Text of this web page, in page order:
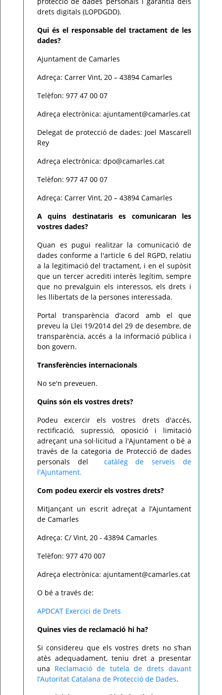
drets digitals (LOPDGDD).
Qui és el responsable del tractament de les
dades?
Ajuntament de Camarles
Adreça: Carrer Vint, 20 – 43894 Camarles
Telèfon: 977 47 00 07
Adreça electrònica: ajuntament@camarles.cat
Delegat de protecció de dades: Joel Mascarell
Rey
Adreça electrònica: dpo@camarles.cat
Telèfon: 977 47 00 07
Adreça: Carrer Vint, 20 – 43894 Camarles
A quins destinataris es comunicaran les
vostres dades?
Quan es pugui realitzar la comunicació de
dades conforme a l'article 6 del RGPD, relatiu
a la legitimació del tractament, i en el supòsit
que un tercer acrediti interès legítim, sempre
que no prevalguin els interessos, els drets i
les llibertats de la persones interessada.
Portal transparència d’acord amb el que
preveu la Llei 19/2014 del 29 de desembre, de
transparència, accés a la informació pública i
bon govern.
Transferències internacionals
No se'n preveuen.
Quins són els vostres drets?
Podeu excercir els vostres drets d'accés,
rectificació, supressió, oposició i limitació
adreçant una sol·licitud a l'Ajuntament o bé a
través de la categoria de Protecció de dades
personals del catàleg de serveis de
l'Ajuntament.
Com podeu exercir els vostres drets?
Mitjançant un escrit adreçat a l’Ajuntament
de Camarles
Adreça: C/ Vint, 20 - 43894 Camarles
Telèfon: 977 470 007
Adreça electrònica: ajuntament@camarles.cat
O bé a través de:
APDCAT Exercici de Drets
Quines vies de reclamació hi ha?
Si considereu que els vostres drets no s’han
atès adequadament, teniu dret a presentar
una Reclamació de tutela de drets davant
l’Autoritat Catalana de Protecció de Dades.